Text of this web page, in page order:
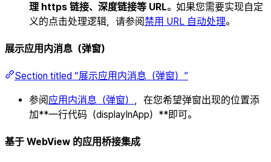
理 https 链接、深度链接等 URL。如果您需要实现自定
义的点击处理逻辑，请参阅禁用 URL 自动处理。
展示应用内消息（弹窗）
Section titled “展示应用内消息（弹窗）”
参阅应用内消息（弹窗） ，在您希望弹窗出现的位置添
加**一行代码（displayInApp）**即可。
基于 WebView 的应用桥接集成